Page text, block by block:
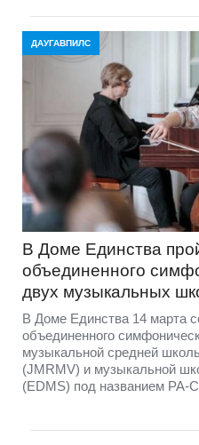
ДАУГАВПИЛС
В Доме Единства
объединенного
двух музыкальных
В Доме Единства 14 марта
объединенного
музыкальной средней
(JMRMV) и музыкальной
(EDMS) под названием PA-